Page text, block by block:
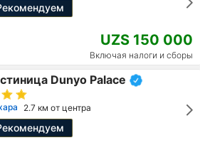
UZS 150 000
Включая налоги и сборы
Dunyo Palace
2.7 км от центра